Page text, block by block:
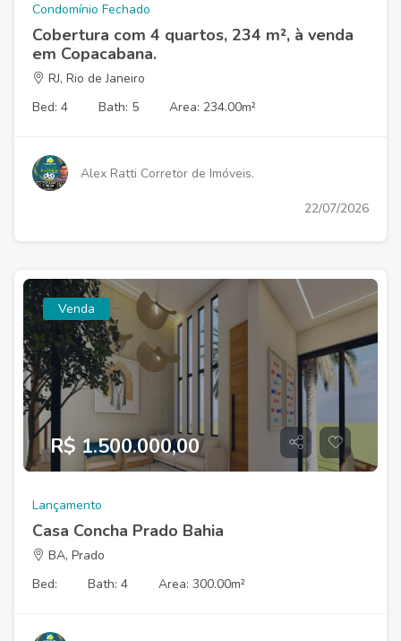
Condomínio Fechado
Cobertura com 4 quartos, 234 m², à venda
em Copacabana.
RJ, Rio de Janeiro
Bed: 4
Bath: 5 Area: 234.00m²
Alex Ratti Corretor de Imóveis.
22/07/2026
Venda
R$ 1.500.000,00
Lançamento
Casa Concha Prado Bahia
BA, Prado
Bed:
Bath: 4 Area: 300.00m²